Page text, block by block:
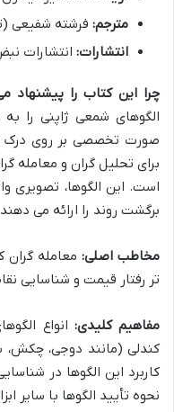
مترجم: فرشته شفیعی
انتشارات: انتشارات
چرا این کتاب را پیشنهاد
الگوهای شمعی ژاپنی را
صورت تخصصی بر روی درک و
برای تحلیل گران و معامله
است. این الگوها، تصویری
برگشت روند را ارائه می
مخاطب اصلی: معامله
تر رفتار قیمت و شناسایی
مفاهیم کلیدی: انواع
کندلی (مانند دوجی، چکش،
کاربرد این الگوها در
نحوه تأیید الگوها با سایر